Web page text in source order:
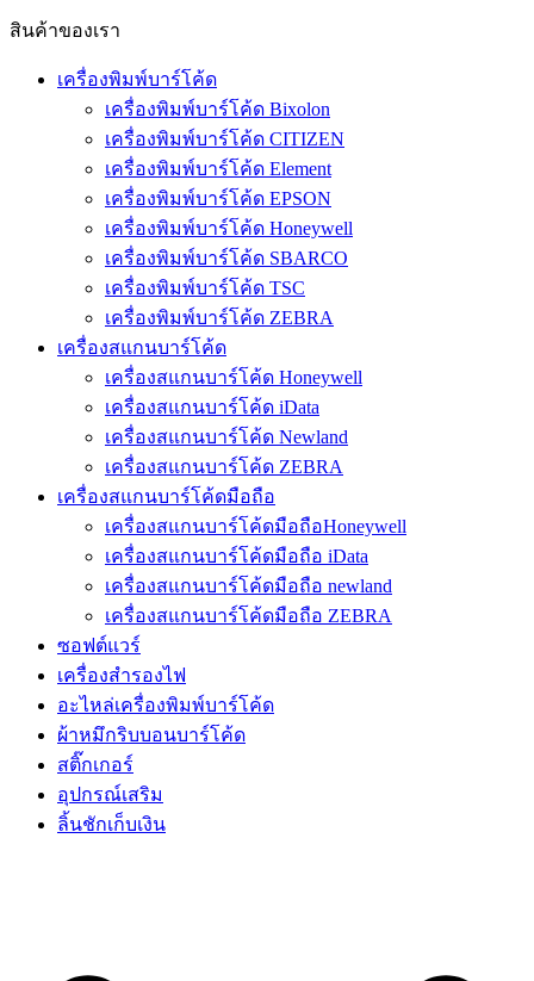
สินค้าของเรา
เครื่องพิมพ์บาร์โค้ด
เครื่องพิมพ์บาร์โค้ด Bixolon
เครื่องพิมพ์บาร์โค้ด CITIZEN
เครื่องพิมพ์บาร์โค้ด Element
เครื่องพิมพ์บาร์โค้ด EPSON
เครื่องพิมพ์บาร์โค้ด Honeywell
เครื่องพิมพ์บาร์โค้ด SBARCO
เครื่องพิมพ์บาร์โค้ด TSC
เครื่องพิมพ์บาร์โค้ด ZEBRA
เครื่องสแกนบาร์โค้ด
เครื่องสแกนบาร์โค้ด Honeywell
เครื่องสแกนบาร์โค้ด iData
เครื่องสแกนบาร์โค้ด Newland
เครื่องสแกนบาร์โค้ด ZEBRA
เครื่องสแกนบาร์โค้ดมือถือ
เครื่องสแกนบาร์โค้ดมือถือHoneywell
เครื่องสแกนบาร์โค้ดมือถือ iData
เครื่องสแกนบาร์โค้ดมือถือ newland
เครื่องสแกนบาร์โค้ดมือถือ ZEBRA
ซอฟต์แวร์
เครื่องสำรองไฟ
อะไหล่เครื่องพิมพ์บาร์โค้ด
ผ้าหมึกริบบอนบาร์โค้ด
สติ๊กเกอร์
อุปกรณ์เสริม
ลิ้นชักเก็บเงิน